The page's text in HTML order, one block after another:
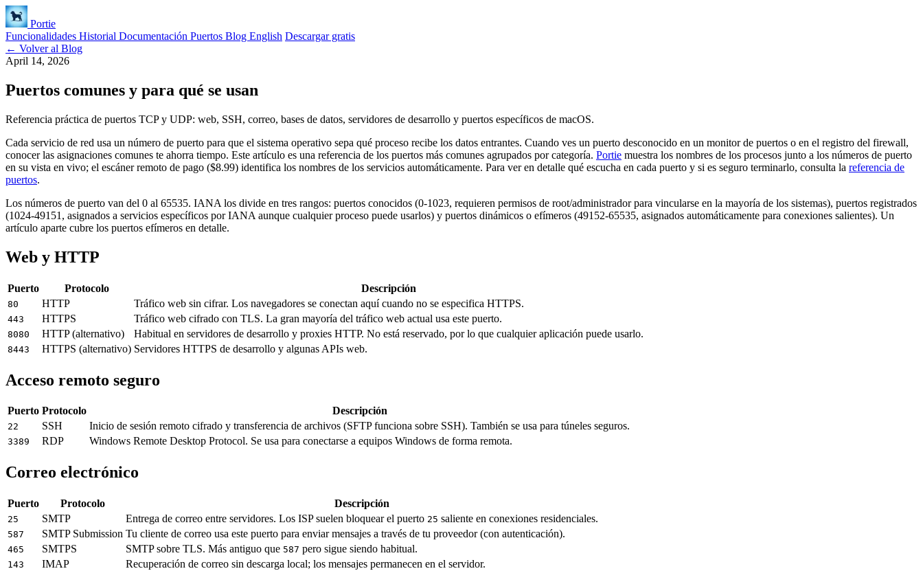
Portie
Funcionalidades Historial Documentación Puertos Blog English Descargar gratis
← Volver al Blog
April 14, 2026
Puertos comunes y para qué se usan
Referencia práctica de puertos TCP y UDP: web, SSH, correo, bases de datos, servidores de desarrollo y puertos específicos de macOS.
Cada servicio de red usa un número de puerto para que el sistema operativo sepa qué proceso recibe los datos entrantes. Cuando ves un puerto desconocido en un monitor de puertos o en el registro del firewall,
conocer las asignaciones comunes te ahorra tiempo. Este artículo es una referencia de los puertos más comunes agrupados por categoría. Portie muestra los nombres de los procesos junto a los números de puerto
en su vista en vivo; el escáner remoto de pago ($8.99) identifica los nombres de los servicios automáticamente. Para ver en detalle qué escucha en cada puerto y si es seguro terminarlo, consulta la referencia de
puertos.
Los números de puerto van del 0 al 65535. IANA los divide en tres rangos: puertos conocidos (0-1023, requieren permisos de root/administrador para vincularse en la mayoría de los sistemas), puertos registrados
(1024-49151, asignados a servicios específicos por IANA aunque cualquier proceso puede usarlos) y puertos dinámicos o efímeros (49152-65535, asignados automáticamente para conexiones salientes). Un
artículo aparte cubre los puertos efímeros en detalle.
Web y HTTP
Puerto Protocolo Descripción
80 HTTP Tráfico web sin cifrar. Los navegadores se conectan aquí cuando no se especifica HTTPS.
443 HTTPS Tráfico web cifrado con TLS. La gran mayoría del tráfico web actual usa este puerto.
8080 HTTP (alternativo) Habitual en servidores de desarrollo y proxies HTTP. No está reservado, por lo que cualquier aplicación puede usarlo.
8443 HTTPS (alternativo) Servidores HTTPS de desarrollo y algunas APIs web.
Acceso remoto seguro
Puerto Protocolo Descripción
22 SSH Inicio de sesión remoto cifrado y transferencia de archivos (SFTP funciona sobre SSH). También se usa para túneles seguros.
3389 RDP Windows Remote Desktop Protocol. Se usa para conectarse a equipos Windows de forma remota.
Correo electrónico
Puerto Protocolo Descripción
25 SMTP Entrega de correo entre servidores. Los ISP suelen bloquear el puerto 25 saliente en conexiones residenciales.
587 SMTP Submission Tu cliente de correo usa este puerto para enviar mensajes a través de tu proveedor (con autenticación).
465 SMTPS SMTP sobre TLS. Más antiguo que 587 pero sigue siendo habitual.
143 IMAP Recuperación de correo sin descarga local; los mensajes permanecen en el servidor.